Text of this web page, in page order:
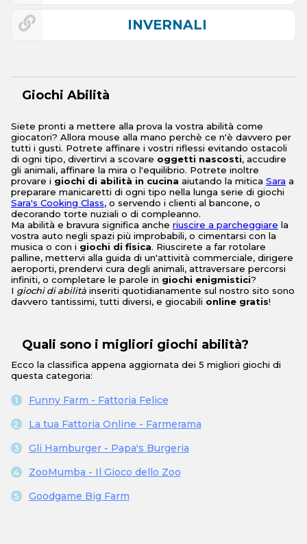
INVERNALI
Giochi Abilità
Siete pronti a mettere alla prova la vostra abilità come
giocatori? Allora mouse alla mano perchè ce n'è davvero per
tutti i gusti. Potrete affinare i vostri riflessi evitando ostacoli
di ogni tipo, divertirvi a scovare oggetti nascosti, accudire
gli animali, affinare la mira o l'equilibrio. Potrete inoltre
provare i giochi di abilità in cucina aiutando la mitica Sara a
preparare manicaretti di ogni tipo nella lunga serie di giochi
Sara's Cooking Class, o servendo i clienti al bancone, o
decorando torte nuziali o di compleanno.
Ma abilità e bravura significa anche riuscire a parcheggiare la
vostra auto negli spazi più improbabili, o cimentarsi con la
musica o con i giochi di fisica. Riuscirete a far rotolare
palline, mettervi alla guida di un'attività commerciale, dirigere
aeroporti, prendervi cura degli animali, attraversare percorsi
infiniti, o completare le parole in giochi enigmistici?
I giochi di abilità inseriti quotidianamente sul nostro sito sono
davvero tantissimi, tutti diversi, e giocabili online gratis!
Quali sono i migliori giochi abilità?
Ecco la classifica appena aggiornata dei 5 migliori giochi di
questa categoria:
Funny Farm - Fattoria Felice
La tua Fattoria Online - Farmerama
Gli Hamburger - Papa's Burgeria
ZooMumba - Il Gioco dello Zoo
Goodgame Big Farm